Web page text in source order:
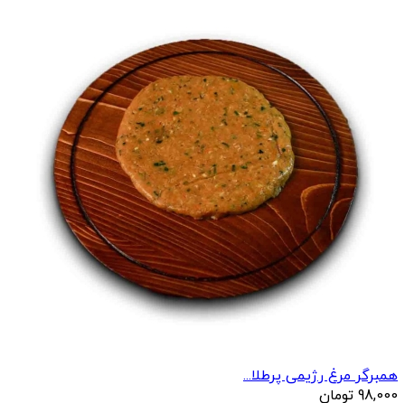
همبرگر مرغ رژیمی پرطلا...
98,000 تومان